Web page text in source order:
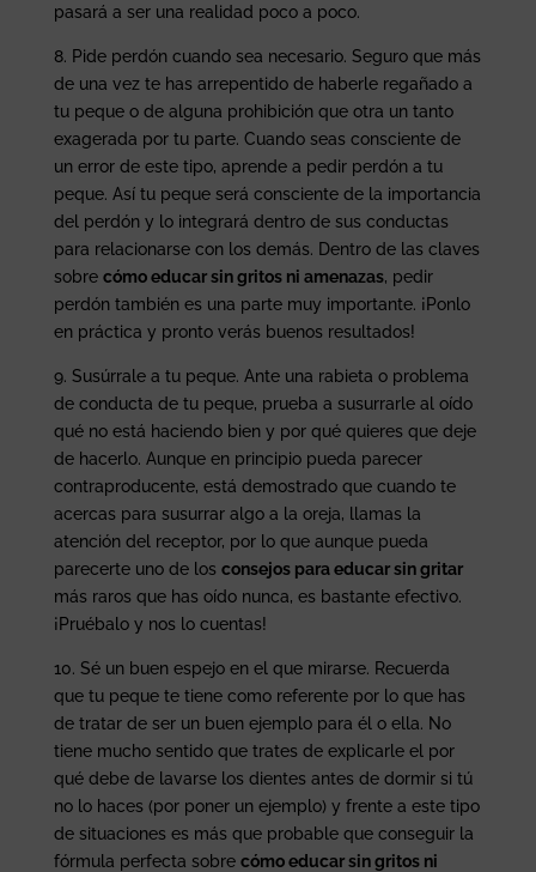
pasará a ser una realidad poco a poco.
8. Pide perdón cuando sea necesario. Seguro que más
de una vez te has arrepentido de haberle regañado a
tu peque o de alguna prohibición que otra un tanto
exagerada por tu parte. Cuando seas consciente de
un error de este tipo, aprende a pedir perdón a tu
peque. Así tu peque será consciente de la importancia
del perdón y lo integrará dentro de sus conductas
para relacionarse con los demás. Dentro de las claves
sobre cómo educar sin gritos ni amenazas, pedir
perdón también es una parte muy importante. ¡Ponlo
en práctica y pronto verás buenos resultados!
9. Susúrrale a tu peque. Ante una rabieta o problema
de conducta de tu peque, prueba a susurrarle al oído
qué no está haciendo bien y por qué quieres que deje
de hacerlo. Aunque en principio pueda parecer
contraproducente, está demostrado que cuando te
acercas para susurrar algo a la oreja, llamas la
atención del receptor, por lo que aunque pueda
parecerte uno de los consejos para educar sin gritar
más raros que has oído nunca, es bastante efectivo.
¡Pruébalo y nos lo cuentas!
10. Sé un buen espejo en el que mirarse. Recuerda
que tu peque te tiene como referente por lo que has
de tratar de ser un buen ejemplo para él o ella. No
tiene mucho sentido que trates de explicarle el por
qué debe de lavarse los dientes antes de dormir si tú
no lo haces (por poner un ejemplo) y frente a este tipo
de situaciones es más que probable que conseguir la
fórmula perfecta sobre cómo educar sin gritos ni